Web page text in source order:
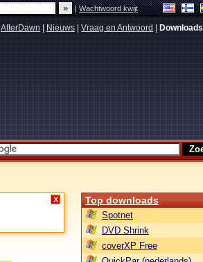
|Wachtwoord kwijt
AfterDawn Nieuws Vraag en Antwoord Downloads
X Top downloads
Spotnet
DVD Shrink
coverXP Free